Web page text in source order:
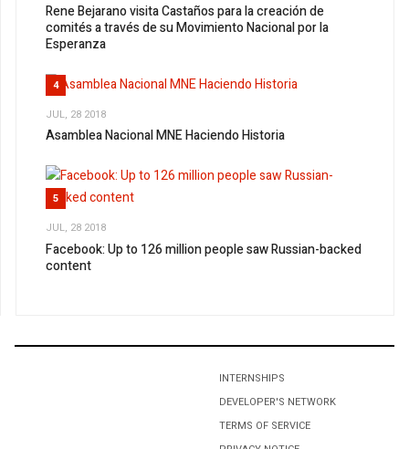
Rene Bejarano visita Castaños para la creación de
comités a través de su Movimiento Nacional por la
Esperanza
4
JUL, 28 2018
Asamblea Nacional MNE Haciendo Historia
5
JUL, 28 2018
Facebook: Up to 126 million people saw Russian-backed
content
Cortes de cabello #PorElBuenVivir
INTERNSHIPS
DEVELOPER'S NETWORK
TERMS OF SERVICE